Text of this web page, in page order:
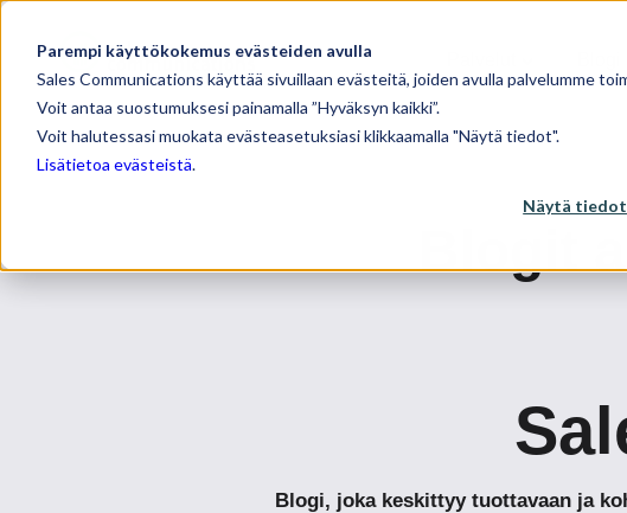
Parempi käyttökokemus evästeiden avulla
Sales Communications käyttää sivuillaan evästeitä, joiden avulla palvelumme
Voit antaa suostumuksesi painamalla ”Hyväksyn kaikki”.
Voit halutessasi muokata evästeasetuksiasi klikkaamalla "Näytä tiedot".
Lisätietoa evästeistä.
Näytä tiedot
Blogit
Blogi, joka keskittyy tuottavaan ja